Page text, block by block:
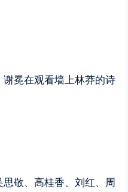
冕在观看墙上林莽的诗
敬、高桂香、刘红、周